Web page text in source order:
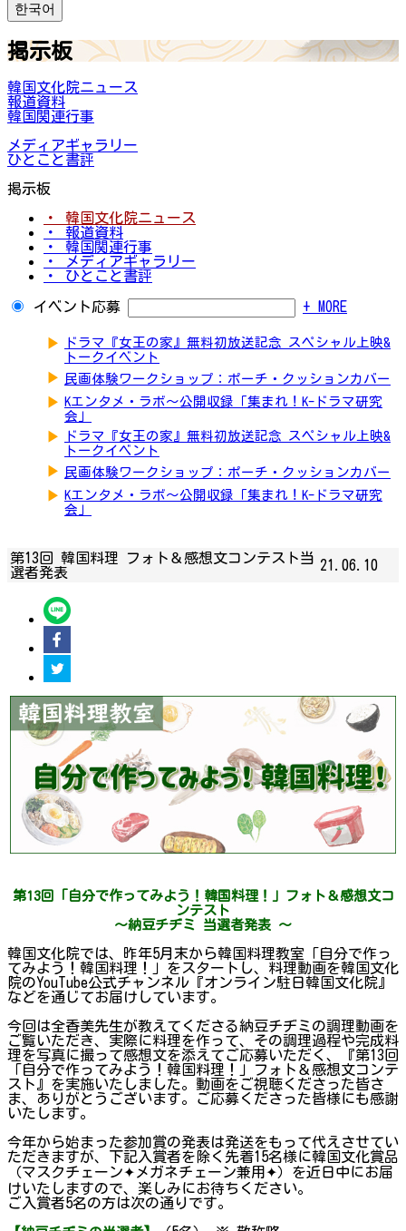
한국어
掲示板
韓国文化院ニュース
報道資料
韓国関連行事
メディアギャラリー
ひとこと書評
掲示板
・ 韓国文化院ニュース
・ 報道資料
・ 韓国関連行事
・ メディアギャラリー
・ ひとこと書評
イベント応募 + MORE
▶
ドラマ『女王の家』無料初放送記念 スペシャル上映&
トークイベント
▶ 民画体験ワークショップ：ポーチ・クッションカバー
▶ Kエンタメ・ラボ～公開収録「集まれ！K-ドラマ研究
会」
▶
ドラマ『女王の家』無料初放送記念 スペシャル上映&
トークイベント
▶ 民画体験ワークショップ：ポーチ・クッションカバー
▶ Kエンタメ・ラボ～公開収録「集まれ！K-ドラマ研究
会」
第13回 韓国料理 フォト＆感想文コンテスト当
選者発表
21.06.10
第13回「自分で作ってみよう！韓国料理！」フォト＆感想文コ
ンテスト
～納豆チヂミ 当選者発表 ～
韓国文化院では、昨年5月末から韓国料理教室「自分で作っ
てみよう！韓国料理！」をスタートし、料理動画を韓国文化
院のYouTube公式チャンネル『オンライン駐日韓国文化院』
などを通じてお届けしています。
今回は全香美先生が教えてくださる納豆チヂミの調理動画を
ご覧いただき、実際に料理を作って、その調理過程や完成料
理を写真に撮って感想文を添えてご応募いただく、『第13回
「自分で作ってみよう！韓国料理！」フォト＆感想文コンテ
スト』を実施いたしました。動画をご視聴くださった皆さ
ま、ありがとうございます。ご応募くださった皆様にも感謝
いたします。
今年から始まった参加賞の発表は発送をもって代えさせてい
ただきますが、下記入賞者を除く先着15名様に韓国文化賞品
（マスクチェーン✦メガネチェーン兼用✦）を近日中にお届
けいたしますので、楽しみにお待ちください。
ご入賞者5名の方は次の通りです。